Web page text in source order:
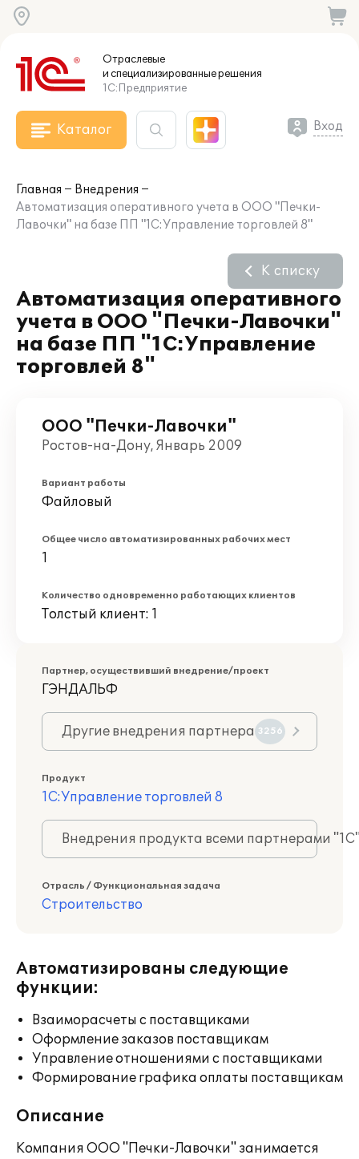
Отраслевые
и специализированныерешения
1С:Предприятие
Каталог Вход
Главная
Внедрения
Автоматизация оперативного учета в ООО "Печки-
Лавочки" на базе ПП "1С:Управление торговлей 8"
Автоматизация оперативного
учета в ООО "Печки-Лавочки"
на базе ПП "1С:Управление
торговлей 8"
К списку
ООО "Печки-Лавочки"
Ростов-на-Дону, Январь 2009
Вариант работы
Файловый
Общее число автоматизированных рабочих мест
1
Количество одновременно работающих клиентов
Толстый клиент: 1
Партнер, осуществивший внедрение/проект
ГЭНДАЛЬФ
Другие внедрения партнера 3256
Продукт
1С:Управление торговлей 8
Внедрения продукта всеми партнерами
Отрасль / Функциональная задача
Строительство
Автоматизированы следующие
функции:
Взаиморасчеты с поставщиками
Оформление заказов поставщикам
Управление отношениями с поставщиками
Формирование графика оплаты поставщикам
Описание
Компания ООО "Печки-Лавочки" занимается